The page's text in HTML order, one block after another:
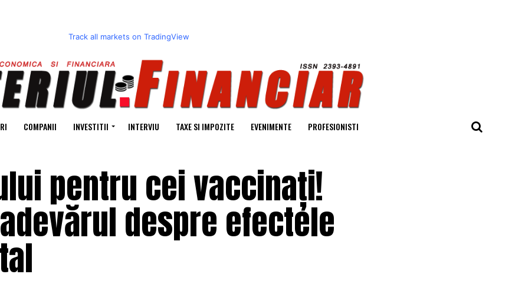
Track all markets on TradingView
COMPANII INVESTITII INTERVIU TAXE SI IMPOZITE EVENIMENTE PROFESIONISTI
pentru cei vaccinați!
despre efectele